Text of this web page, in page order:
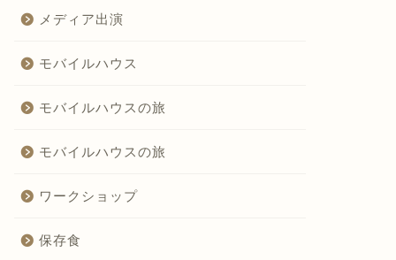
メディア出演
モバイルハウス
モバイルハウスの旅
モバイルハウスの旅
ワークショップ
保存食